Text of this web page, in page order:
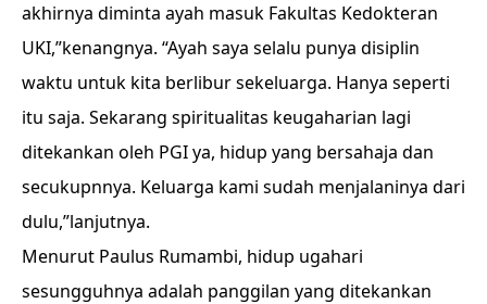
akhirnya diminta ayah masuk Fakultas Kedokteran
UKI,”kenangnya. “Ayah saya selalu punya disiplin
waktu untuk kita berlibur sekeluarga. Hanya seperti
itu saja. Sekarang spiritualitas keugaharian lagi
ditekankan oleh PGI ya, hidup yang bersahaja dan
secukupnnya. Keluarga kami sudah menjalaninya dari
dulu,”lanjutnya.
Menurut Paulus Rumambi, hidup ugahari
sesungguhnya adalah panggilan yang ditekankan